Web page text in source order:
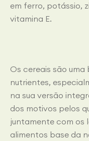
em ferro, potássio,
vitamina E.
Os cereais são
nutrientes,
na sua versão
dos motivos pelos
juntamente com os
alimentos base da